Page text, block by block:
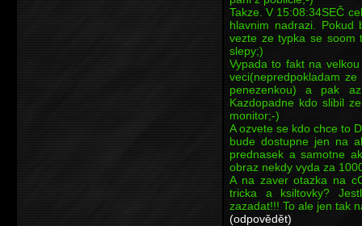
Takze. V 15:08:34SEČ
hlavnim nadrazi. Pokud
vezte ze typka se soom
slepy;)
Vypada to fakt na
veci(nepredpokladam
penezenkou) a pak
Kazdopadne kdo slibil
monitor;-)
A ozvete se kdo chce to
bude dostupne jen na
prednasek a samotne
obraz nekdy vyda za
A na zaver otazka na
tricka a ksiltovky?
zazadat!!! To ale jen tak
(odpovědět)